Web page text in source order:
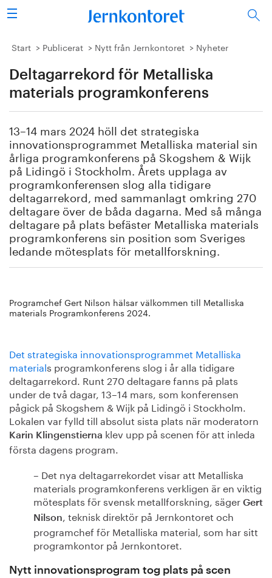
Sök
Stålindustrin
Vision 2050
Energi/miljö
Vi tycker
Publicerat
Bildbank
Om oss
Start Publicerat Nytt från Jernkontoret Nyheter
Deltagarrekord för Metalliska
materials programkonferens
13–14 mars 2024 höll det strategiska
innovationsprogrammet Metalliska material sin
årliga programkonferens på Skogshem & Wijk
på Lidingö i Stockholm. Årets upplaga av
programkonferensen slog alla tidigare
deltagarrekord, med sammanlagt omkring 270
deltagare över de båda dagarna. Med så många
deltagare på plats befäster Metalliska materials
programkonferens sin position som Sveriges
ledande mötesplats för metallforskning.
Programchef Gert Nilson hälsar välkommen till Metalliska
materials Programkonferens 2024.
Det strategiska innovationsprogrammet Metalliska
materials programkonferens slog i år alla tidigare
deltagarrekord. Runt 270 deltagare fanns på plats
under de två dagar, 13–14 mars, som konferensen
pågick på Skogshem & Wijk på Lidingö i Stockholm.
Lokalen var fylld till absolut sista plats när moderatorn
Karin Klingenstierna klev upp på scenen för att inleda
första dagens program.
– Det nya deltagarrekordet visar att Metalliska
materials programkonferens verkligen är en viktig
mötesplats för svensk metallforskning, säger Gert
Nilson, teknisk direktör på Jernkontoret och
programchef för Metalliska material, som har sitt
programkontor på Jernkontoret.
Nytt innovationsprogram tog plats på scen